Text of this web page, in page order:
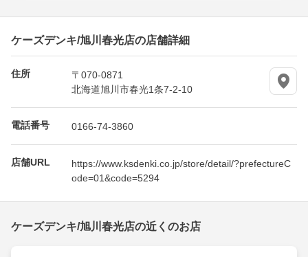
ケーズデンキ/旭川春光店の店舗詳細
住所
〒070-0871
北海道旭川市春光1条7-2-10
電話番号 0166-74-3860
店舗URL
https://www.ksdenki.co.jp/store/detail/?prefectureC
ode=01&code=5294
ケーズデンキ/旭川春光店の近くのお店